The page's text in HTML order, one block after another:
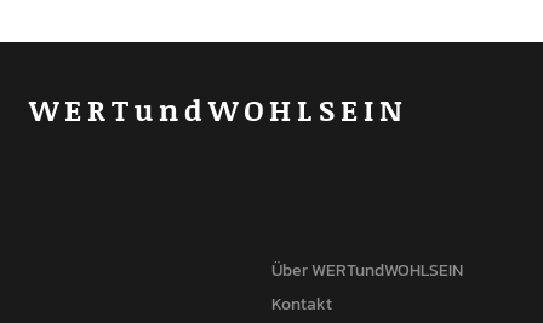
WERTundWOHLSEIN
Über WERTundWOHLSEIN
Kontakt